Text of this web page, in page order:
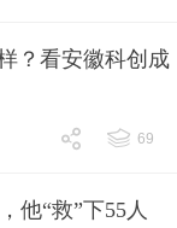
？看安徽科创成
69
他“救”下55人